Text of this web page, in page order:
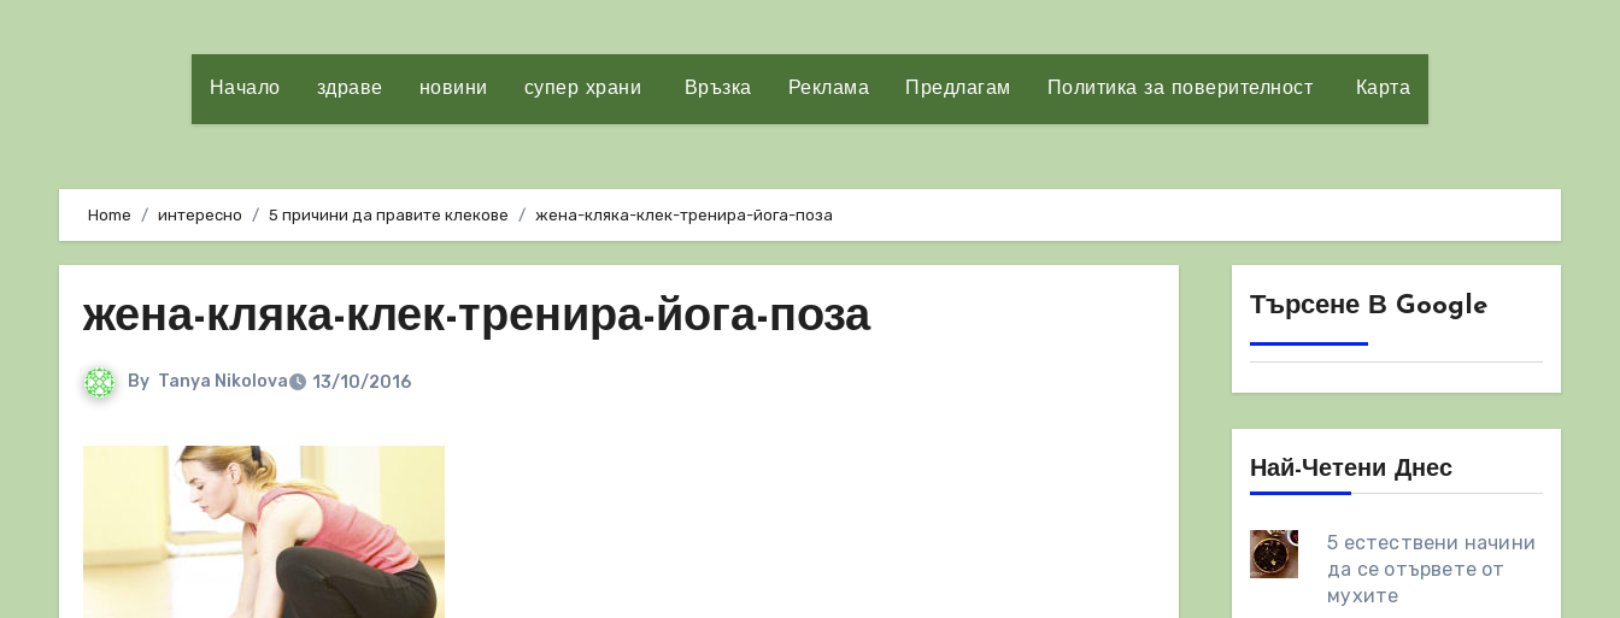
Начало здраве новини супер храни Връзка Реклама Предлагам Политика за поверителност Карта
Home интересно 5 причини да правите клекове жена-кляка-клек-тренира-йога-поза
жена-кляка-клек-тренира-йога-поза
By Tanya Nikolova 13/10/2016
Търсене В Google
Най-Четени Днес
5 естествени начини
да се отървете от
мухите